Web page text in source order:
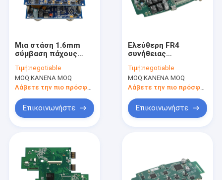
Μια στάση 1.6mm
σύμβαση πάχους
κατασκευάζει ENIG
Τιμή:negotiable
MOQ:ΚΑΝΕΝΑ MOQ
Λάβετε την πιο πρόσφατη τιμή
Επικοινωνήστε
Ελεύθερη FR4
συνήθειας
PCB πρωτοτύπων
κλώνων αλόγονου
Τιμή:negotiable
MOQ:ΚΑΝΕΝΑ MOQ
Επικοινωνήστε